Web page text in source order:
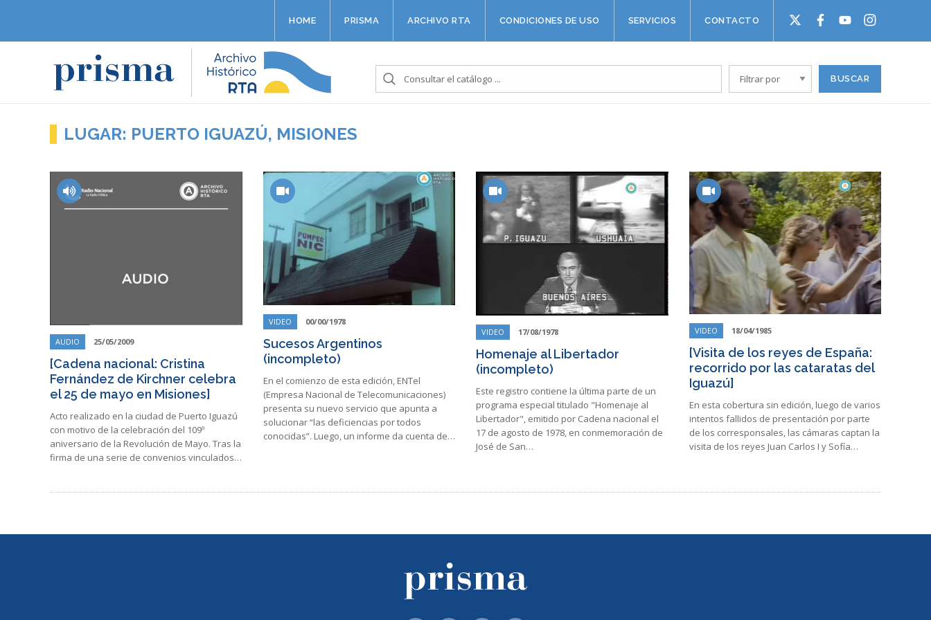
HOME PRISMA ARCHIVO RTA CONDICIONES DE USO SERVICIOS CONTACTO
LUGAR: PUERTO IGUAZÚ, MISIONES
AUDIO 25/05/2009
[Cadena nacional: Cristina
Fernández de Kirchner celebra
el 25 de mayo en Misiones]
Acto realizado en la ciudad de Puerto Iguazú
con motivo de la celebración del 109º
aniversario de la Revolución de Mayo. Tras la
firma de una serie de convenios vinculados…
VIDEO 00/00/1978
Sucesos Argentinos
(incompleto)
En el comienzo de esta edición, ENTel
(Empresa Nacional de Telecomunicaciones)
presenta su nuevo servicio que apunta a
solucionar “las deficiencias por todos
conocidas”. Luego, un informe da cuenta de…
VIDEO 17/08/1978
Homenaje al Libertador
(incompleto)
Este registro contiene la última parte de un
programa especial titulado "Homenaje al
Libertador", emitido por Cadena nacional el
17 de agosto de 1978, en conmemoración de
José de San…
VIDEO 18/04/1985
[Visita de los reyes de España:
recorrido por las cataratas del
Iguazú]
En esta cobertura sin edición, luego de varios
intentos fallidos de presentación por parte
de los corresponsales, las cámaras captan la
visita de los reyes Juan Carlos I y Sofía…